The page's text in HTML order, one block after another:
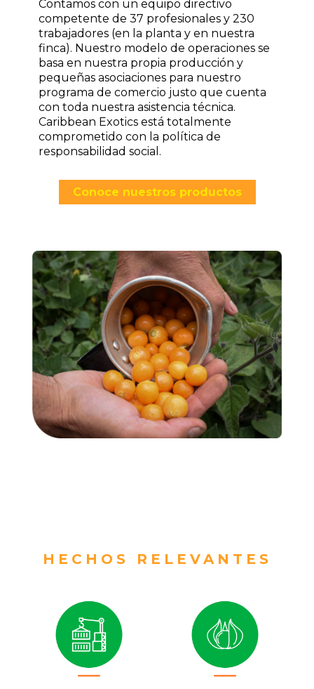
Contamos con un equipo directivo
competente de 37 profesionales y 230
trabajadores (en la planta y en nuestra
finca). Nuestro modelo de operaciones se
basa en nuestra propia producción y
pequeñas asociaciones para nuestro
programa de comercio justo que cuenta
con toda nuestra asistencia técnica.
Caribbean Exotics está totalmente
comprometido con la política de
responsabilidad social.
Conoce nuestros productos
HECHOS RELEVANTES